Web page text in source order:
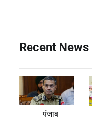
Recent News
पंजाब